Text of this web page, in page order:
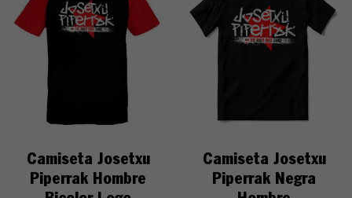
Camiseta Josetxu
Piperrak Hombre
Camiseta Josetxu
Piperrak Negra